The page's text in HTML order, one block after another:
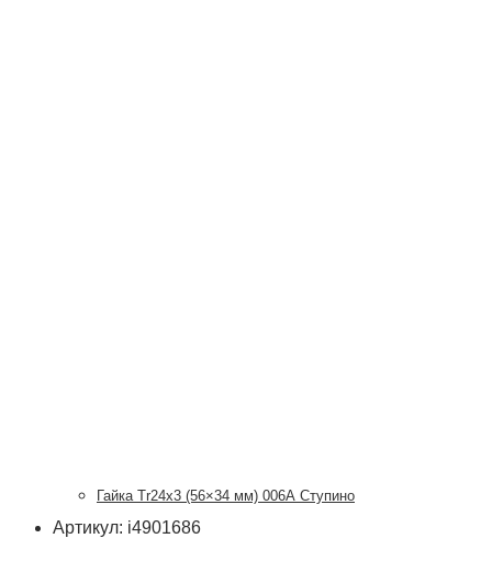
Гайка Tr24x3 (56×34 мм) 006А Ступино
Артикул: i4901686